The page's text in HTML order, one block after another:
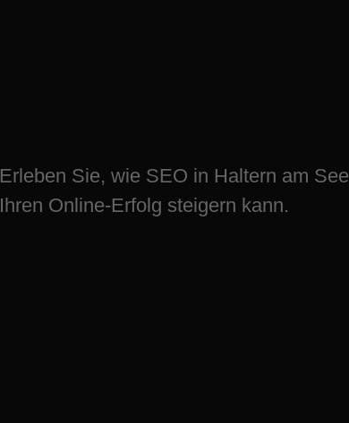
Erleben Sie, wie SEO in Haltern am See
Ihren Online-Erfolg steigern kann.